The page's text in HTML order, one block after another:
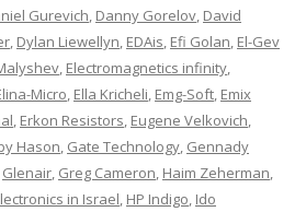
Gurevich, Danny Gorelov, David
, Dylan Liewellyn, EDAis, Efi Golan, El-Gev
, Electromagnetics infinity,
Micro, Ella Kricheli, Emg-Soft, Emix
, Erkon Resistors, Eugene Velkovich,
Hason, Gate Technology, Gennady
Glenair, Greg Cameron, Haim Zeherman,
in Israel, HP Indigo, Ido